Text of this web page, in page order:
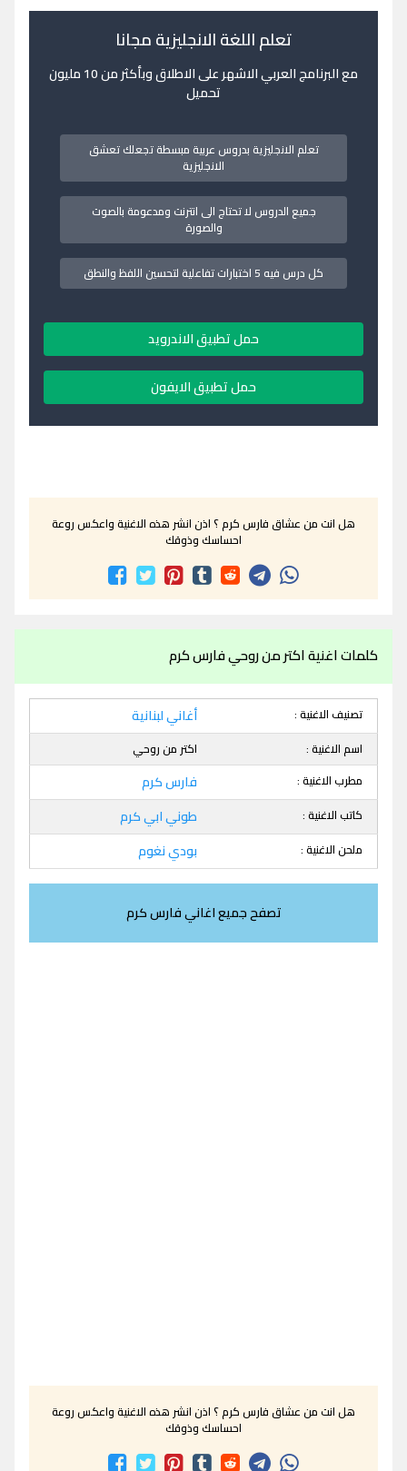
تعلم اللغة الانجليزية مجانا
مع البرنامج العربي الاشهر على الاطلاق وبأكثر من 10 مليون
تحميل
تعلم الانجليزية بدروس عربية مبسطة تجعلك تعشق
الانجليزية
جميع الدروس لا تحتاج الى انترنت ومدعومة بالصوت
والصورة
كل درس فيه 5 اختبارات تفاعلية لتحسين اللفظ والنطق
حمل تطبيق الاندرويد
حمل تطبيق الايفون
هل انت من عشاق فارس كرم ؟ اذن انشر هذه الاغنية واعكس روعة
احساسك وذوقك
كلمات اغنية اكتر من روحي فارس كرم
تصنيف الاغنية : أغاني لبنانية
اسم الاغنية :
اكتر من روحي
مطرب الاغنية :
فارس كرم
كاتب الاغنية : طوني ابي كرم
ملحن الاغنية : بودي نغوم
تصفح جميع اغاني فارس كرم
هل انت من عشاق فارس كرم ؟ اذن انشر هذه الاغنية واعكس روعة
احساسك وذوقك